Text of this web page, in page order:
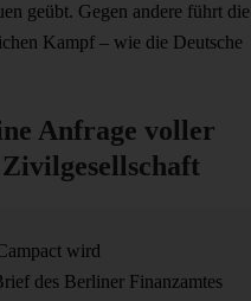
geübt. Gegen andere führt die
Kampf – wie die Deutsche
Anfrage voller
wird
des Berliner Finanzamtes